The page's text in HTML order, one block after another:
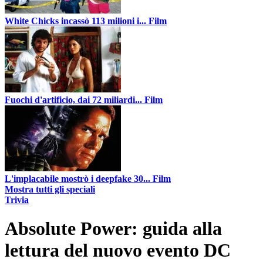
White Chicks incassò 113 milioni i... Film
Fuochi d'artificio, dai 72 miliardi... Film
L'implacabile mostrò i deepfake 30... Film
Mostra tutti gli speciali
Trivia
Absolute Power: guida alla
lettura del nuovo evento DC